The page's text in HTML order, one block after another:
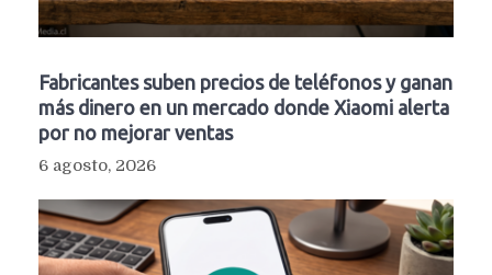
Fabricantes suben precios de teléfonos y ganan
más dinero en un mercado donde Xiaomi alerta
por no mejorar ventas
6 agosto, 2026